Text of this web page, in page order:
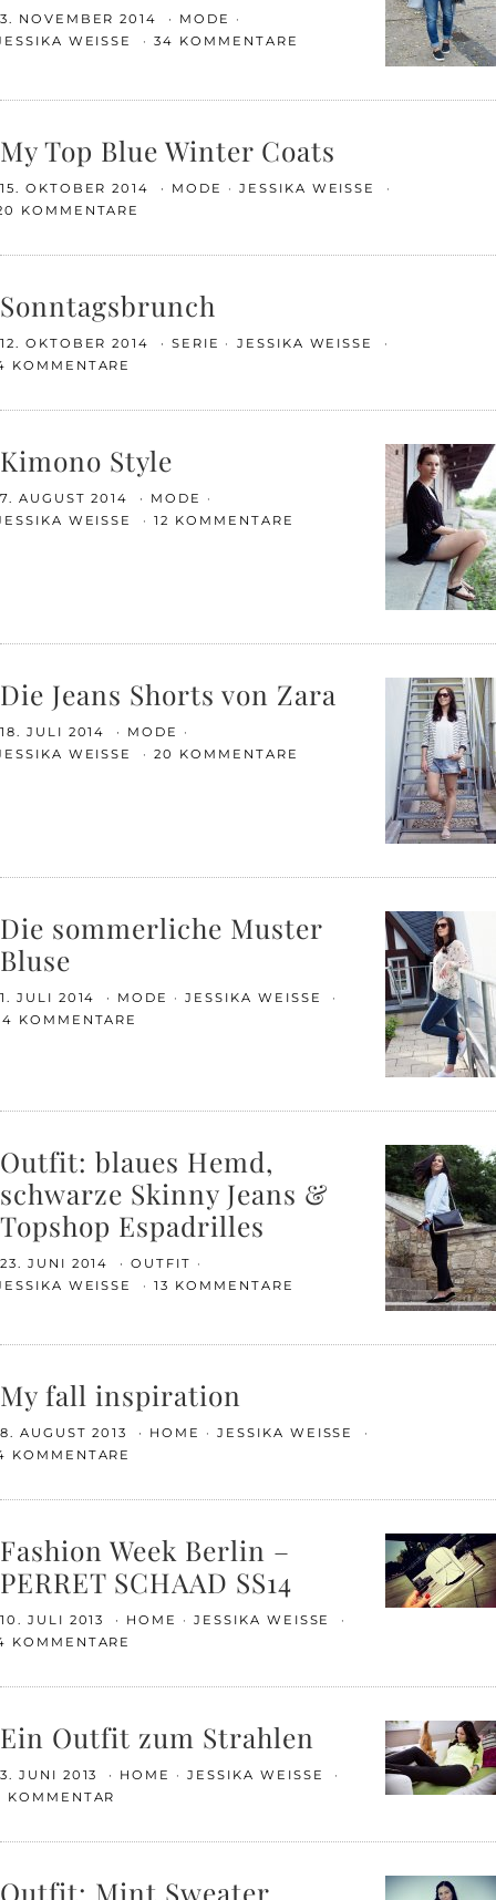
3. NOVEMBER 2014
MODE
WEISSE
34 KOMMENTARE
My Top Blue Winter Coats
15. OKTOBER 2014 MODE
JESSIKA WEISSE
KOMMENTARE
Sonntagsbrunch
12. OKTOBER 2014 SERIE
JESSIKA WEISSE
KOMMENTARE
Kimono Style
7. AUGUST 2014
MODE
WEISSE
12 KOMMENTARE
Die Jeans Shorts von Zara
18. JULI 2014
MODE
WEISSE
20 KOMMENTARE
Die sommerliche Muster
Bluse
1. JULI 2014 MODE
JESSIKA WEISSE
KOMMENTARE
Outfit: blaues Hemd,
schwarze Skinny Jeans &
Topshop Espadrilles
23. JUNI 2014
OUTFIT
WEISSE
13 KOMMENTARE
My fall inspiration
8. AUGUST 2013 HOME
JESSIKA WEISSE
KOMMENTARE
Fashion Week Berlin –
PERRET SCHAAD SS14
10. JULI 2013 HOME
JESSIKA WEISSE
KOMMENTARE
Ein Outfit zum Strahlen
3. JUNI 2013 HOME
JESSIKA WEISSE
KOMMENTAR
Outfit: Mint Sweater